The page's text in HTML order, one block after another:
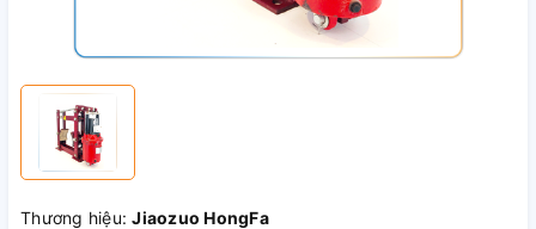
Thương hiệu:Jiaozuo HongFa